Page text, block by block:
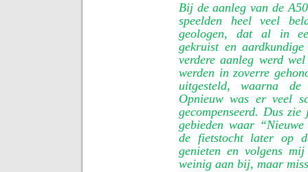
Bij de aanleg van de
speelden heel veel
geologen, dat al in
gekruist en
verdere aanleg werd
werden in zoverre
uitgesteld, waarna
Opnieuw was er veel
gecompenseerd. Dus
gebieden waar
de fietstocht later op
genieten en volgens
weinig aan bij, maar